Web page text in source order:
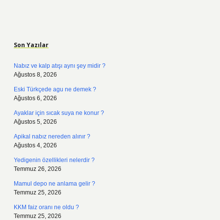
Son Yazılar
Nabız ve kalp atışı aynı şey midir ?
Ağustos 8, 2026
Eski Türkçede agu ne demek ?
Ağustos 6, 2026
Ayaklar için sıcak suya ne konur ?
Ağustos 5, 2026
Apikal nabız nereden alınır ?
Ağustos 4, 2026
Yedigenin özellikleri nelerdir ?
Temmuz 26, 2026
Mamul depo ne anlama gelir ?
Temmuz 25, 2026
KKM faiz oranı ne oldu ?
Temmuz 25, 2026